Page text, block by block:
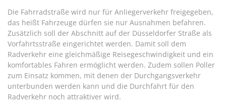
Die Fahrradstraße wird nur für Anliegerverkehr freigegeben,
das heißt Fahrzeuge dürfen sie nur Ausnahmen befahren.
Zusätzlich soll der Abschnitt auf der Düsseldorfer Straße als
Vorfahrtsstraße eingerichtet werden. Damit soll dem
Radverkehr eine gleichmäßige Reisegeschwindigkeit und ein
komfortables Fahren ermöglicht werden. Zudem sollen Poller
zum Einsatz kommen, mit denen der Durchgangsverkehr
unterbunden werden kann und die Durchfahrt für den
Radverkehr noch attraktiver wird.